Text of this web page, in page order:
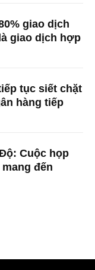
giao dịch
giao dịch hợp
tục siết chặt
hàng tiếp
Cuộc họp
đến